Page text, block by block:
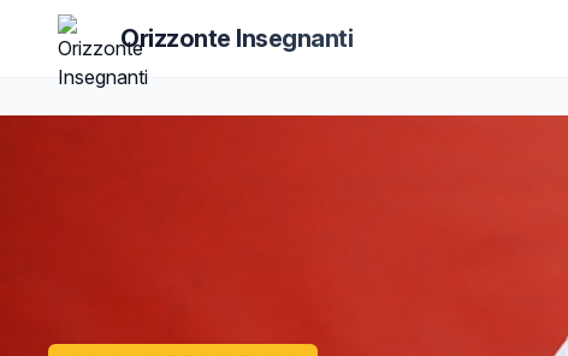
Orizzonte Insegnanti